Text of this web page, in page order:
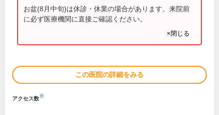
お盆(8月中旬)は休診・休業の場合があります。来院前
に必ず医療機関に直接ご確認ください。
×閉じる
この医院の詳細をみる
アクセス数※